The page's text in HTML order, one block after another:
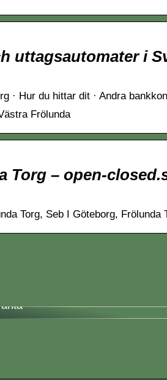
uttagsautomater i
· Hur du hittar dit · Andra
Frölunda
Torg – open-
Torg, Seb I Göteborg, Frölunda